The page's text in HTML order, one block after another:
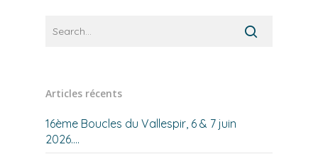
Articles récents
16ème Boucles du Vallespir, 6 & 7 juin
2026….